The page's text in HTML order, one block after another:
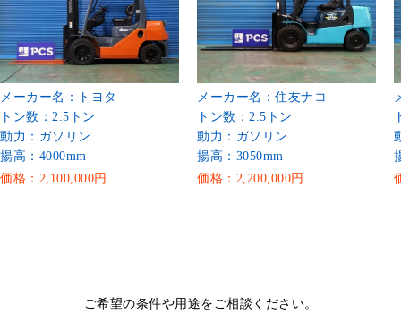
メーカー名：トヨタ
トン数：2.5トン
動力：ガソリン
揚高：4000mm
価格：2,100,000円
メーカー名：住友ナコ
トン数：2.5トン
動力：ガソリン
揚高：3050mm
価格：2,200,000円
ご希望の条件や用途をご相談ください。